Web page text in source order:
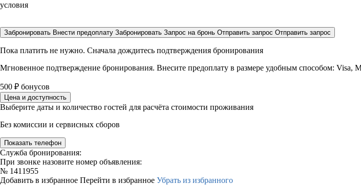
условия
Забронировать Внести предоплату Забронировать Запрос на бронь Отправить запрос Отправить запрос
Пока платить не нужно. Сначала дождитесь подтверждения бронирования
Мгновенное подтверждение бронирования. Внесите предоплату в размере удобным способом: Visa,
500 ₽ бонусов
Цена и доступность
Выберите даты и количество гостей для расчёта стоимости проживания
Без комиссии и сервисных сборов
Показать телефон
Служба бронирования:
При звонке назовите номер объявления:
№ 1411955
Добавить в избранное Перейти в избранное Убрать из избранного